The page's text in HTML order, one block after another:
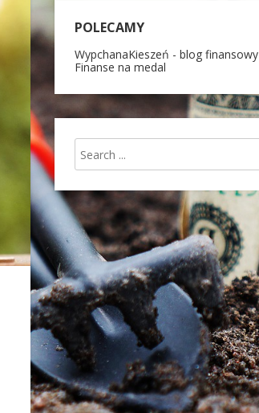
POLECAMY
WypchanaKieszeń - blog finansowy
Finanse na medal